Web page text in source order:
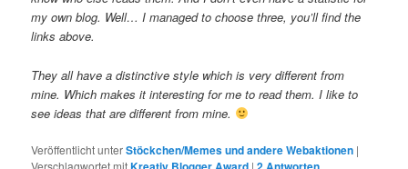
my own blog. Well… I managed to choose three, you’ll find the
links above.
They all have a distinctive style which is very different from
mine. Which makes it interesting for me to read them. I like to
see ideas that are different from mine.
Veröffentlicht unterStöckchen/Memes und andere Webaktionen |
Verschlagwortet mit
|